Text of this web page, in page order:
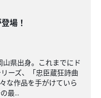
場！
県出身。これまでにド
ーズ、「忠臣蔵狂詩曲
な作品を手がけていら
最...